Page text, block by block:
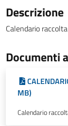
Descrizione
Calendario
Documenti
MB)
Calendario